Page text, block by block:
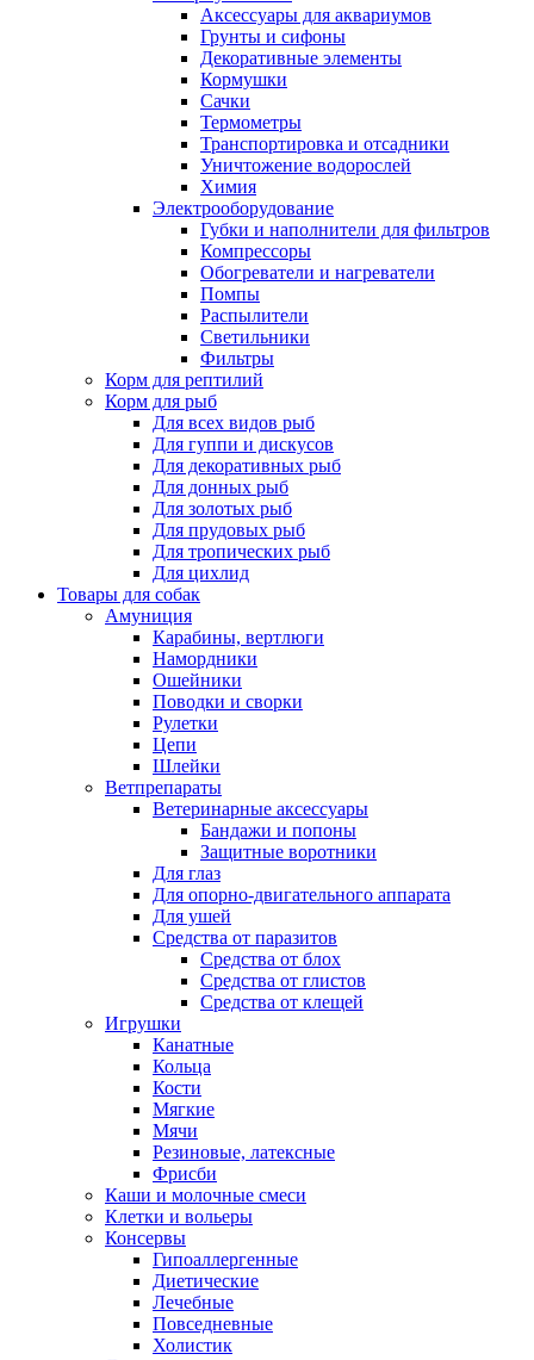
Аксессуары для аквариумов
Грунты и сифоны
Декоративные элементы
Кормушки
Сачки
Термометры
Транспортировка и отсадники
Уничтожение водорослей
Химия
Электрооборудование
Губки и наполнители для фильтров
Компрессоры
Обогреватели и нагреватели
Помпы
Распылители
Светильники
Фильтры
Корм для рептилий
Корм для рыб
Для всех видов рыб
Для гуппи и дискусов
Для декоративных рыб
Для донных рыб
Для золотых рыб
Для прудовых рыб
Для тропических рыб
Для цихлид
Товары для собак
Амуниция
Карабины, вертлюги
Намордники
Ошейники
Поводки и сворки
Рулетки
Цепи
Шлейки
Ветпрепараты
Ветеринарные аксессуары
Бандажи и попоны
Защитные воротники
Для глаз
Для опорно-двигательного аппарата
Для ушей
Средства от паразитов
Средства от блох
Средства от глистов
Средства от клещей
Игрушки
Канатные
Кольца
Кости
Мягкие
Мячи
Резиновые, латексные
Фрисби
Каши и молочные смеси
Клетки и вольеры
Консервы
Гипоаллергенные
Диетические
Лечебные
Повседневные
Холистик